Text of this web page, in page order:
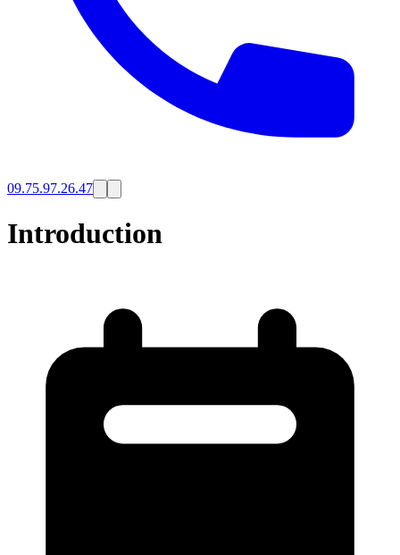
09.75.97.26.47
Introduction